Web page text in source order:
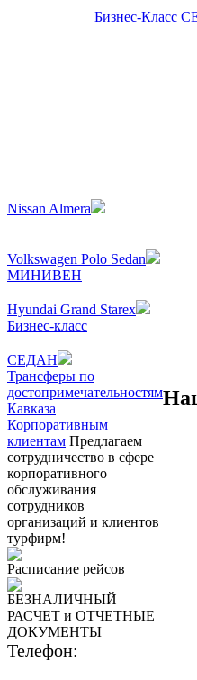
Бизнес-Класс
Nissan Almera
Volkswagen Polo Sedan
МИНИВЕН
Hyundai Grand Starex
Бизнес-класс
СЕДАН
Трансферы по
достопримечательностям
Кавказа
Корпоративным
клиентам Предлагаем
сотрудничество в сфере
корпоративного
обслуживания
сотрудников
организаций и клиентов
турфирм!
Расписание рейсов
БЕЗНАЛИЧНЫЙ
РАСЧЕТ и ОТЧЕТНЫЕ
ДОКУМЕНТЫ
Телефон: